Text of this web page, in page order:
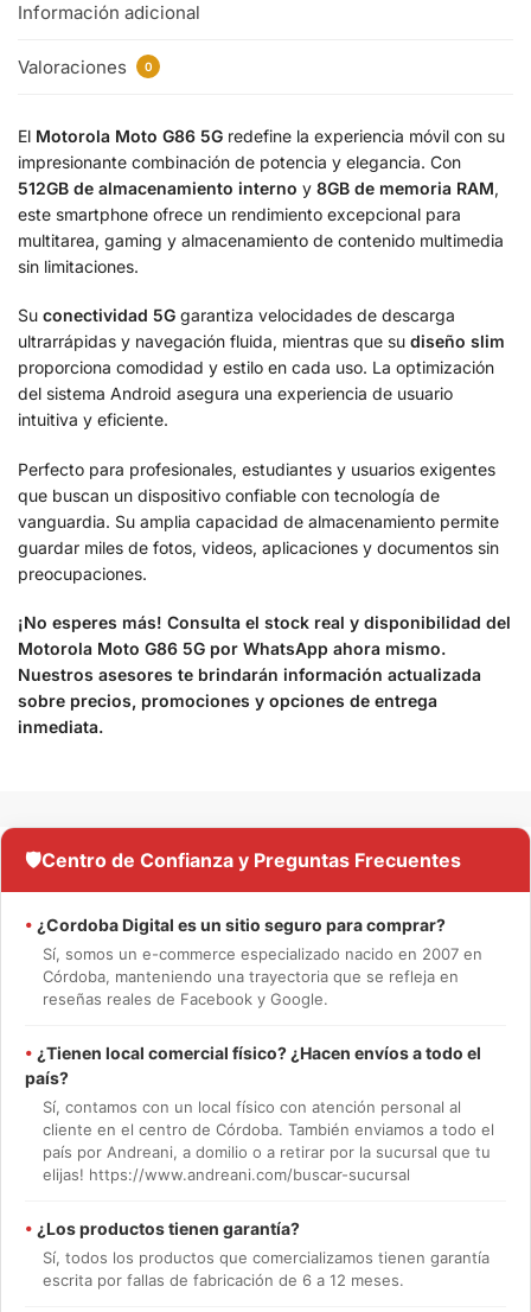
Información adicional
Valoraciones 0
El Motorola Moto G86 5G redefine la experiencia móvil con su
impresionante combinación de potencia y elegancia. Con
512GB de almacenamiento interno y 8GB de memoria RAM,
este smartphone ofrece un rendimiento excepcional para
multitarea, gaming y almacenamiento de contenido multimedia
sin limitaciones.
Su conectividad 5G garantiza velocidades de descarga
ultrarrápidas y navegación fluida, mientras que su diseño slim
proporciona comodidad y estilo en cada uso. La optimización
del sistema Android asegura una experiencia de usuario
intuitiva y eficiente.
Perfecto para profesionales, estudiantes y usuarios exigentes
que buscan un dispositivo confiable con tecnología de
vanguardia. Su amplia capacidad de almacenamiento permite
guardar miles de fotos, videos, aplicaciones y documentos sin
preocupaciones.
¡No esperes más! Consulta el stock real y disponibilidad del
Motorola Moto G86 5G por WhatsApp ahora mismo.
Nuestros asesores te brindarán información actualizada
sobre precios, promociones y opciones de entrega
inmediata.
🛡️Centro de Confianza y Preguntas Frecuentes
• ¿Cordoba Digital es un sitio seguro para comprar?
Sí, somos un e-commerce especializado nacido en 2007 en
Córdoba, manteniendo una trayectoria que se refleja en
reseñas reales de Facebook y Google.
• ¿Tienen local comercial físico? ¿Hacen envíos a todo el
país?
Sí, contamos con un local físico con atención personal al
cliente en el centro de Córdoba. También enviamos a todo el
país por Andreani, a domilio o a retirar por la sucursal que tu
elijas! https://www.andreani.com/buscar-sucursal
• ¿Los productos tienen garantía?
Sí, todos los productos que comercializamos tienen garantía
escrita por fallas de fabricación de 6 a 12 meses.